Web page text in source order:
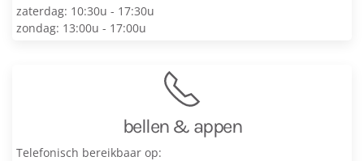
zaterdag: 10:30u - 17:30u
zondag: 13:00u - 17:00u
bellen & appen
Telefonisch bereikbaar op: